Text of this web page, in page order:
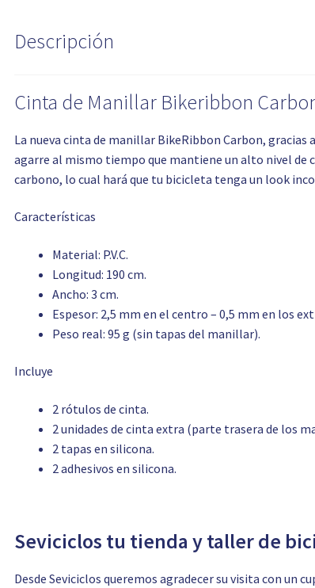
Descripción
Cinta de Manillar Bikeribbon
La nueva cinta de manillar BikeRibbon Carbon,
agarre al mismo tiempo que mantiene un alto nivel
carbono, lo cual hará que tu bicicleta tenga un look
Características
Material: P.V.C.
Longitud: 190 cm.
Ancho: 3 cm.
Espesor: 2,5 mm en el centro – 0,5 mm en los
Peso real: 95 g (sin tapas del manillar).
Incluye
2 rótulos de cinta.
2 unidades de cinta extra (parte trasera de los
2 tapas en silicona.
2 adhesivos en silicona.
Seviciclos tu tienda y taller de
Desde Seviciclos queremos agradecer su visita con un